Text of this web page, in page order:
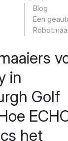
Blog
Een
in
Golf
het